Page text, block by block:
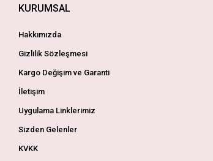
KURUMSAL
Hakkımızda
Gizlilik Sözleşmesi
Kargo Değişim ve Garanti
İletişim
Uygulama Linklerimiz
Sizden Gelenler
KVKK